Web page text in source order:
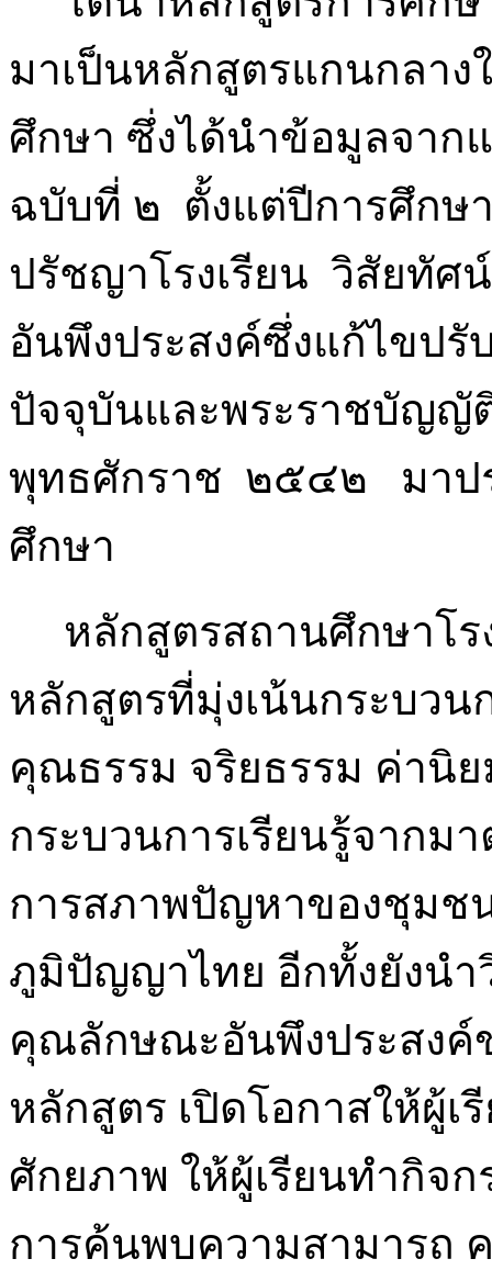
มาเป็นหลักสูตรแกนกลา
ศึกษา ซึ่งได้นำข้อมูลจาก
ฉบับที่ ๒ ตั้งแต่ปีการศึ
ปรัชญาโรงเรียน วิสัยทั
อันพึงประสงค์ซึ่งแก้ไขป
ปัจจุบันและพระราชบัญญั
พุทธศักราช ๒๕๔๒ มาป
ศึกษา
หลักสูตรสถานศึกษาโร
หลักสูตรที่มุ่งเน้นกระบว
คุณธรรม จริยธรรม ค่านิ
กระบวนการเรียนรู้จากม
การสภาพปัญหาของชุมช
ภูมิปัญญาไทย อีกทั้งยังนำ
คุณลักษณะอันพึงประสงค์
หลักสูตร เปิดโอกาสให้ผู้
ศักยภาพ ให้ผู้เรียนทำกิจ
การค้นพบความสามารถ